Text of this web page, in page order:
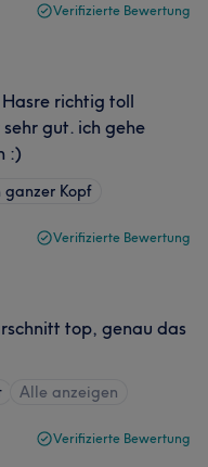
Verifizierte Bewertung
richtig toll
gut. ich gehe
:)
ganzer Kopf
Verifizierte Bewertung
top, genau das
Alle anzeigen
Verifizierte Bewertung